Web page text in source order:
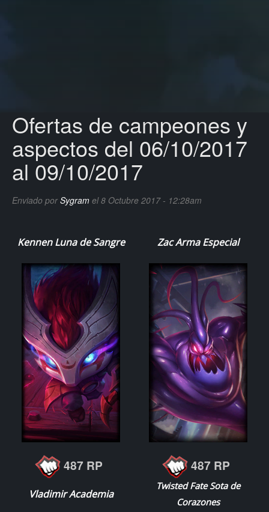
Ofertas de campeones y
aspectos del 06/10/2017
al 09/10/2017
Enviado porSygram el 8 Octubre 2017 - 12:28am
Kennen Luna de Sangre
487 RP
Zac Arma Especial
487 RP
Vladimir Academia
Twisted Fate Sota de
Corazones